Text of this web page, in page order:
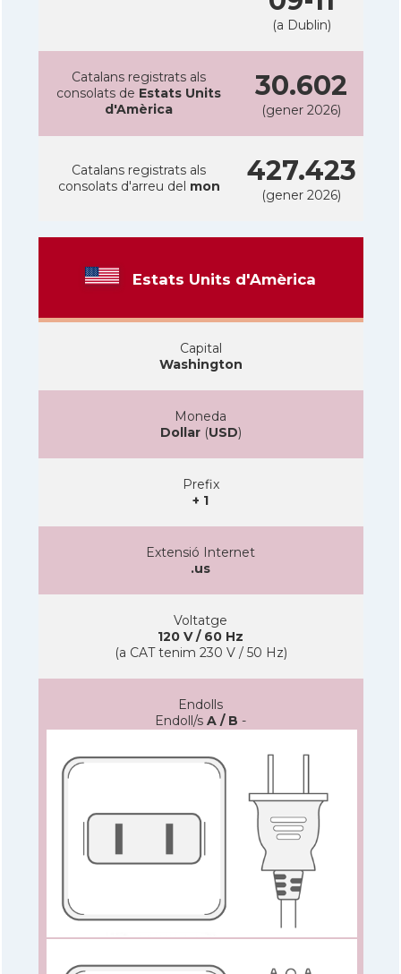
(a Dublin)
Catalans registrats als
consolats de Estats Units
d'Amèrica
30.602
(gener 2026)
Catalans registrats als
consolats d'arreu del mon 427.423
(gener 2026)
Estats Units d'Amèrica
Capital
Washington
Moneda
Dollar(USD)
Prefix
+ 1
Extensió Internet
.us
Voltatge
120 V / 60 Hz
(a CAT tenim 230 V / 50 Hz)
Endolls
Endoll/s A / B -